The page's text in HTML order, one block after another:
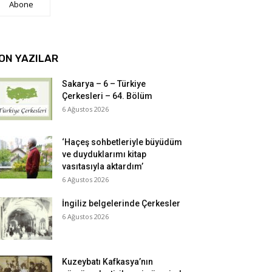
Abone
YAZILAR
Sakarya – 6 – Türkiye
Çerkesleri – 64. Bölüm
6 Ağustos 2026
‘Haçeş sohbetleriyle büyüdüm
ve duyduklarımı kitap
vasıtasıyla aktardım’
6 Ağustos 2026
İngiliz belgelerinde Çerkesler
6 Ağustos 2026
Kuzeybatı Kafkasya’nın